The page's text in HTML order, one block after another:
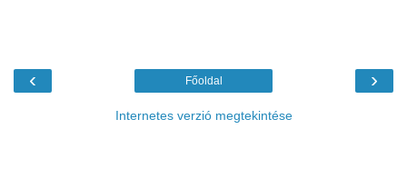
‹ ›
Főoldal
Internetes verzió megtekintése